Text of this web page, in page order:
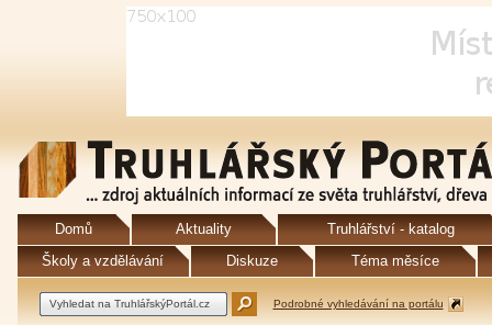
Domů Aktuality
Truhlářství - katalog
Školy a vzdělávání
Diskuze Téma měsíce
Podrobné vyhledávání na portálu